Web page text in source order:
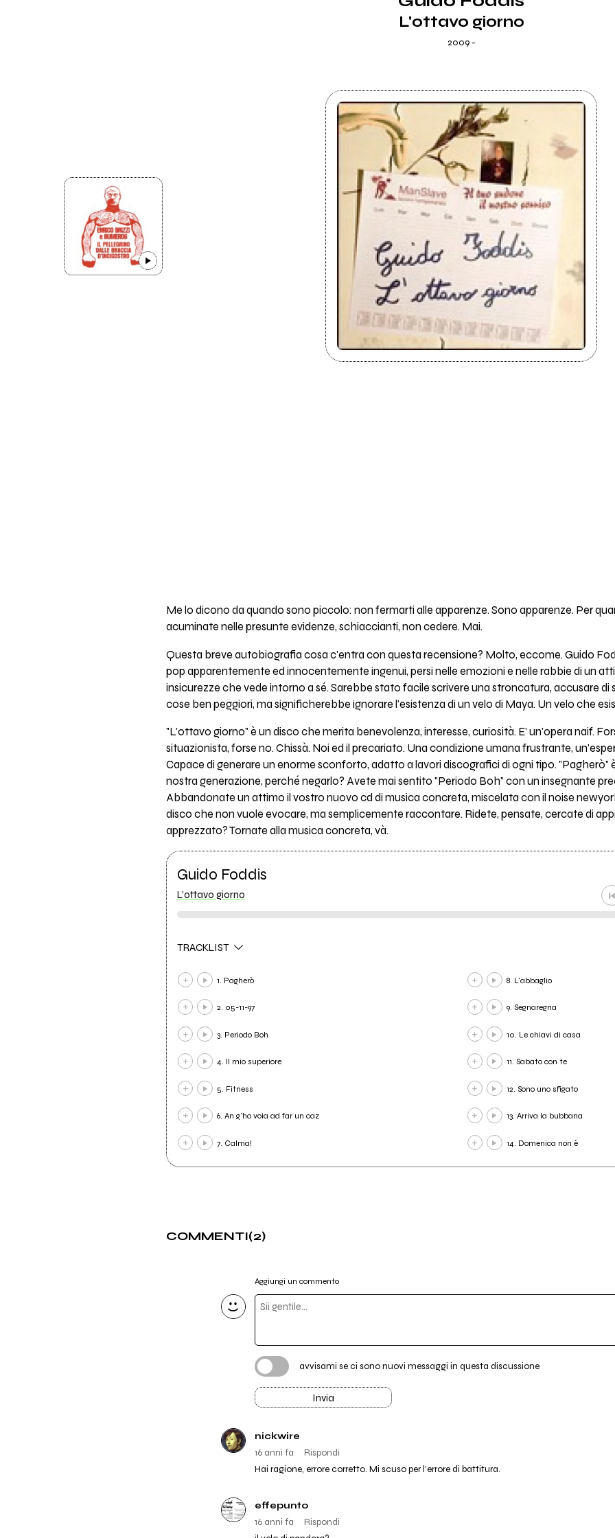
L'ottavo giorno
2009 -
Me lo dicono da quando sono piccolo: non fermarti alle apparenze. Sono apparenze. Per
acuminate nelle presunte evidenze, schiaccianti, non cedere. Mai.
Questa breve autobiografia cosa c'entra con questa recensione? Molto, eccome. Guido
pop apparentemente ed innocentemente ingenui, persi nelle emozioni e nelle rabbie di un
insicurezze che vede intorno a sé. Sarebbe stato facile scrivere una stroncatura, accusare di
cose ben peggiori, ma significherebbe ignorare l'esistenza di un velo di Maya. Un velo che
"L'ottavo giorno" è un disco che merita benevolenza, interesse, curiosità. E' un'opera naif.
situazionista, forse no. Chissà. Noi ed il precariato. Una condizione umana frustrante,
Capace di generare un enorme sconforto, adatto a lavori discografici di ogni tipo. "Pagherò"
nostra generazione, perché negarlo? Avete mai sentito "Periodo Boh" con un insegnante
Abbandonate un attimo il vostro nuovo cd di musica concreta, miscelata con il noise
disco che non vuole evocare, ma semplicemente raccontare. Ridete, pensate, cercate di
apprezzato? Tornate alla musica concreta, và.
Guido Foddis
L'ottavo giorno
TRACKLIST
1. Pagherò
2. 05-11-97
3. Periodo Boh
4. Il mio superiore
5. Fitness
6. An g'ho voia ad far un caz
7. Calma!
8. L'abbaglio
9. Segnaregna
10. Le chiavi di casa
11. Sabato con te
12. Sono uno sfigato
13. Arriva la bubbana
14. Domenica non è
COMMENTI(2)
Aggiungi un commento
avvisami se ci sono nuovi messaggi in questa discussione
Invia
nickwire
16 anni fa
Rispondi
Hai ragione, errore corretto. Mi scuso per l'errore di battitura.
effepunto
16 anni fa
Rispondi